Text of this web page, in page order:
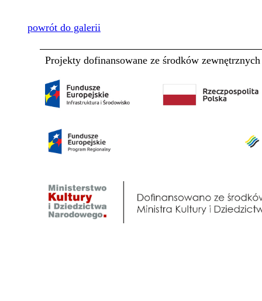
powrót do galerii
Projekty dofinansowane ze środków zewnętrznych